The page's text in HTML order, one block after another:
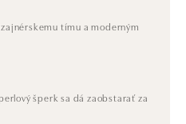
tímu a moderným
šperk sa dá zaobstarať za